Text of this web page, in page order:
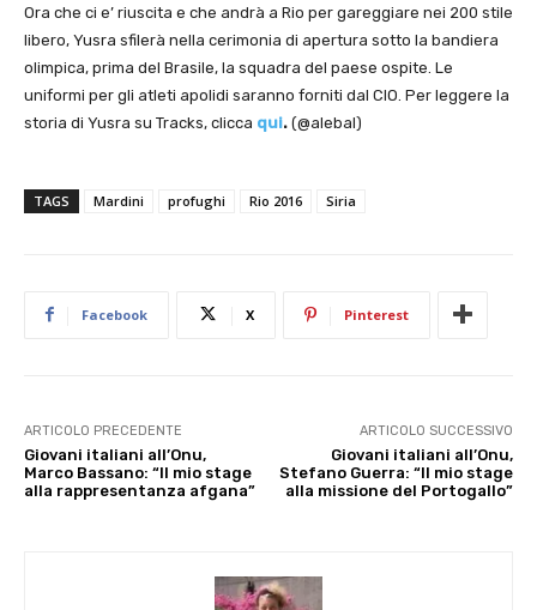
Ora che ci e’ riuscita e che andrà a Rio per gareggiare nei 200 stile
libero, Yusra sfilerà nella cerimonia di apertura sotto la bandiera
olimpica, prima del Brasile, la squadra del paese ospite. Le
uniformi per gli atleti apolidi saranno forniti dal CIO. Per leggere la
storia di Yusra su Tracks, clicca qui. (@alebal)
TAGS Mardini profughi Rio 2016 Siria
Facebook X Pinterest
ARTICOLO PRECEDENTE
Giovani italiani all’Onu,
Marco Bassano: “Il mio stage
alla rappresentanza afgana”
ARTICOLO SUCCESSIVO
Giovani italiani all’Onu,
Stefano Guerra: “Il mio stage
alla missione del Portogallo”